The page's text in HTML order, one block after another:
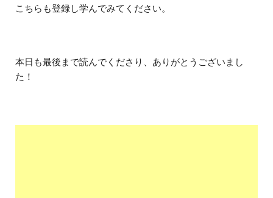
こちらも登録し学んでみてください。
本日も最後まで読んでくださり、ありがとうございまし
た！